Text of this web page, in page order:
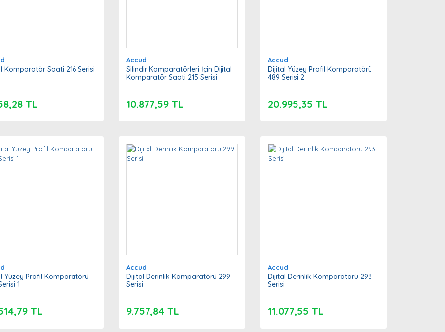
Komparatör Saati 216 Serisi
TL
Accud
Silindir Komparatörleri İçin Dijital
Komparatör Saati 215 Serisi
10.877,59 TL
Accud
Dijital Yüzey Profil Komparatörü
489 Serisi 2
20.995,35 TL
Yüzey Profil Komparatörü
1
TL
Accud
Dijital Derinlik Komparatörü 299
Serisi
9.757,84 TL
Accud
Dijital Derinlik Komparatörü 293
Serisi
11.077,55 TL